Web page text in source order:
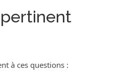
pertinent
à ces questions :